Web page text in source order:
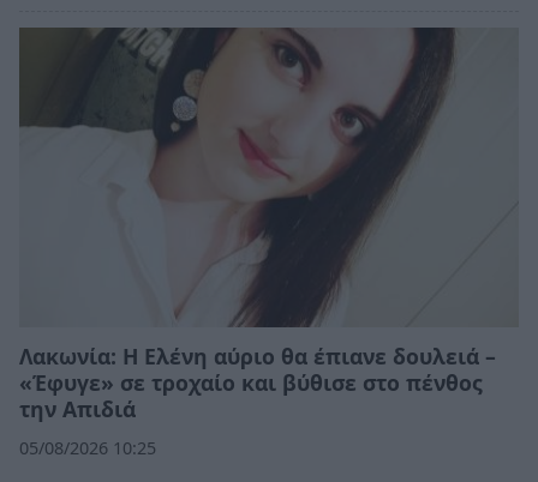
Λακωνία: Η Ελένη αύριο θα έπιανε δουλειά –
«Έφυγε» σε τροχαίο και βύθισε στο πένθος
την Απιδιά
05/08/2026 10:25